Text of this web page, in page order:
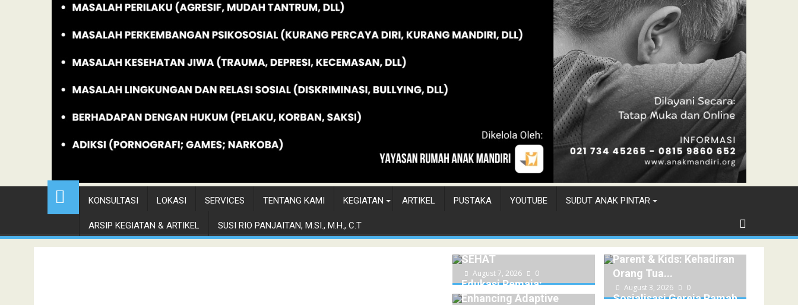
KONSULTASI LOKASI SERVICES TENTANG KAMI KEGIATAN ARTIKEL PUSTAKA YOUTUBE SUDUT ANAK PINTAR
ARSIP KEGIATAN & ARTIKEL SUSI RIO PANJAITAN, M.SI., M.H., C.T
PERTEMANAN YANG
SEHAT
August 7, 2026 0
Edukasi Remaja:
Enhancing Adaptive
Parent & Kids: Kehadiran
Orang Tua...
August 3, 2026 0
Sosialisasi Gereja Ramah